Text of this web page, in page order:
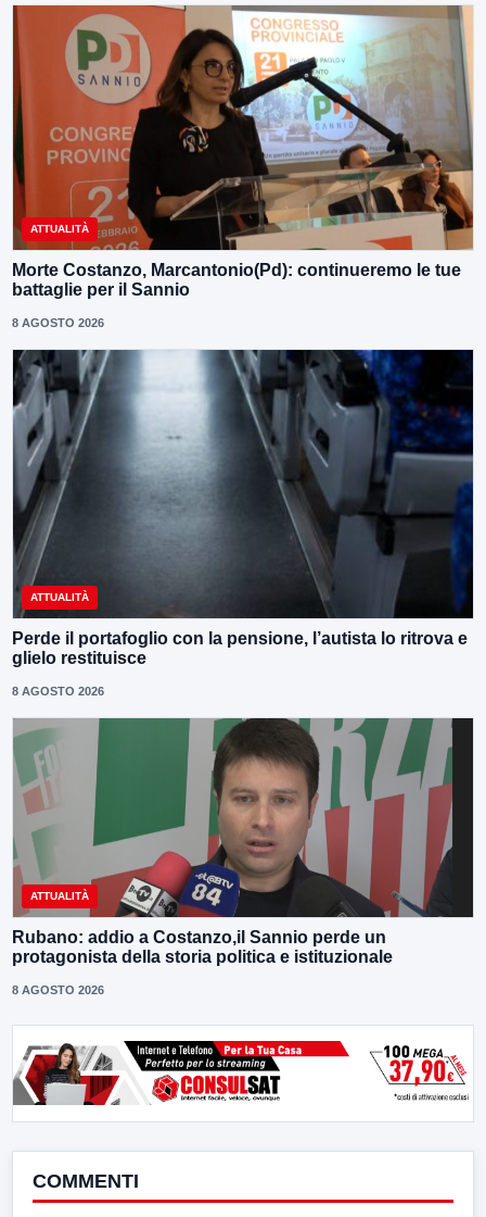
ATTUALITÀ
Morte Costanzo, Marcantonio(Pd): continueremo le tue
battaglie per il Sannio
8 AGOSTO 2026
ATTUALITÀ
Perde il portafoglio con la pensione, l’autista lo ritrova e
glielo restituisce
8 AGOSTO 2026
ATTUALITÀ
Rubano: addio a Costanzo,il Sannio perde un
protagonista della storia politica e istituzionale
8 AGOSTO 2026
COMMENTI